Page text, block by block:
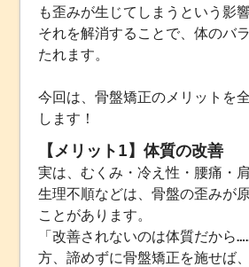
も歪みが生じてしまうという影
それを解消することで、体のバ
たれます。
今回は、骨盤矯正のメリットを
します！
【メリット1】体質の改善
実は、むくみ・冷え性・腰痛・
生理不順などは、骨盤の歪みが
ことがあります。
「改善されないのは体質だから
方、諦めずに骨盤矯正を施せば